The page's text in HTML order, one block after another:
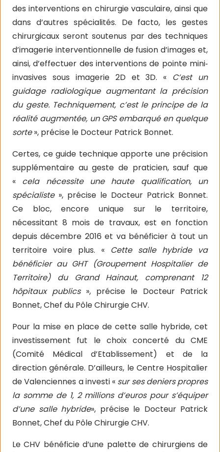
des interventions en chirurgie vasculaire, ainsi que
dans d’autres spécialités. De facto, les gestes
chirurgicaux seront soutenus par des techniques
d’imagerie interventionnelle de fusion d’images et,
ainsi, d’effectuer des interventions de pointe mini‐
invasives sous imagerie 2D et 3D. « C’est un
guidage radiologique augmentant la précision
du geste. Techniquement, c’est le principe de la
réalité augmentée, un GPS embarqué en quelque
sorte», précise le Docteur Patrick Bonnet.
Certes, ce guide technique apporte une précision
supplémentaire au geste de praticien, sauf que
« cela nécessite une haute qualification, un
spécialiste», précise le Docteur Patrick Bonnet.
Ce bloc, encore unique sur le territoire,
nécessitant 8 mois de travaux, est en fonction
depuis décembre 2016 et va bénéficier à tout un
territoire voire plus. « Cette salle hybride va
bénéficier au GHT (Groupement Hospitalier de
Territoire) du Grand Hainaut, comprenant 12
hôpitaux publics», précise le Docteur Patrick
Bonnet, Chef du Pôle Chirurgie CHV.
Pour la mise en place de cette salle hybride, cet
investissement fut le choix concerté du CME
(Comité Médical d’Etablissement) et de la
direction générale. D’ailleurs, le Centre Hospitalier
de Valenciennes a investi « sur ses deniers propres
la somme de 1, 2 millions d’euros pour s’équiper
d’une salle hybride», précise le Docteur Patrick
Bonnet, Chef du Pôle Chirurgie CHV.
Le CHV bénéficie d’une palette de chirurgiens de